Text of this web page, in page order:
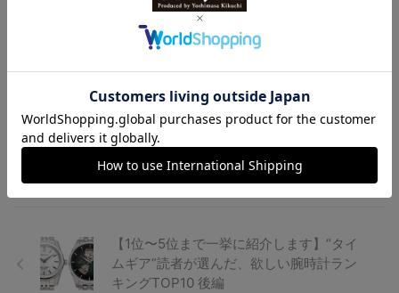
【この見た目で10万円以下、北欧フ
ィンランドの本格時計】 新
日本初上陸、チタン仕様“GMT”ウオ
ッチ【イギリス発マイクロブランド
から2種...
【1位〜5位まで一挙に紹介します】“タイ
ムギア”読者が選んだ、欲しい腕時計ラン
キングTOP10 後編